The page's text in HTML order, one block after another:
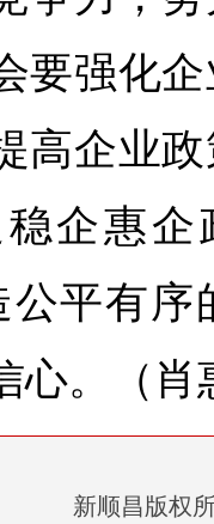
要强化
高企业
企惠企
公平有
心。（肖
新顺昌版权